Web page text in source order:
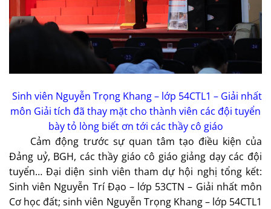
Sinh viên Nguyễn Trọng Khang – lớp 54CTL1 – Giải nhất
môn Giải tích đã thay mặt cho thành viên các đội tuyển
bày tỏ lòng biết ơn tới các thầy cô giáo
Cảm động trước sự quan tâm tạo điều kiện của
Đảng uỷ, BGH, các thầy giáo cô giáo giảng dạy các đội
tuyển… Đại diện sinh viên tham dự hội nghị tổng kết:
Sinh viên Nguyễn Trí Đạo – lớp 53CTN – Giải nhất môn
Cơ học đất; sinh viên Nguyễn Trọng Khang – lớp 54CTL1